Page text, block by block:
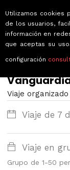
← Volver a
Viaje
Viaje de 7
Viaje en
Grupo de 1-50
Utilizamos cookies
de los usuarios,
información en
que aceptas su
configuración